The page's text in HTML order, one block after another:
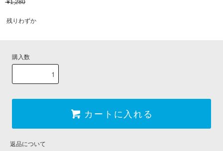
¥1,280
残りわずか
購入数
カートに入れる
返品について